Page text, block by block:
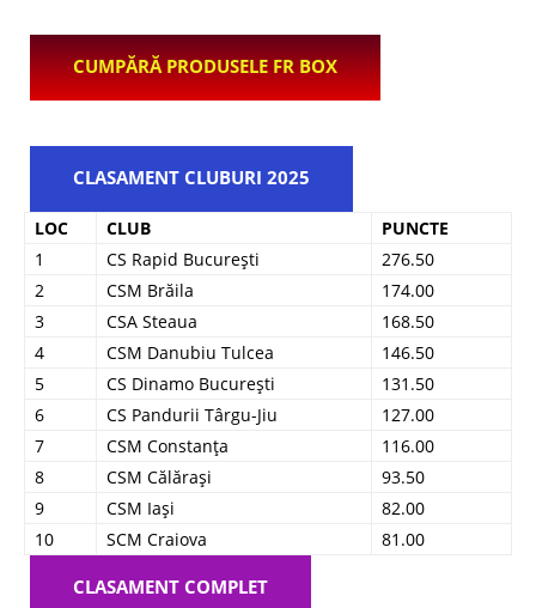
CUMPĂRĂ PRODUSELE FR BOX
CLASAMENT CLUBURI 2025
LOC CLUB
PUNCTE
1
CS Rapid București
276.50
2
CSM Brăila
174.00
3
CSA Steaua
168.50
4
CSM Danubiu Tulcea
146.50
5
CS Dinamo București
131.50
6
CS Pandurii Târgu-Jiu
127.00
7
CSM Constanța
116.00
8
CSM Călărași
93.50
9
CSM Iași
82.00
10
SCM Craiova 81.00
CLASAMENT COMPLET